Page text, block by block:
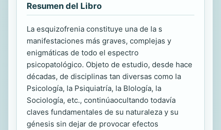
Resumen del Libro
La esquizofrenia constituye una de la s
manifestaciones más graves, complejas y
enigmáticas de todo el espectro
psicopatológico. Objeto de estudio, desde hace
décadas, de disciplinas tan diversas como la
Psicología, la Psiquiatría, la BIología, la
Sociología, etc., continúaocultando todavía
claves fundamentales de su naturaleza y su
génesis sin dejar de provocar efectos